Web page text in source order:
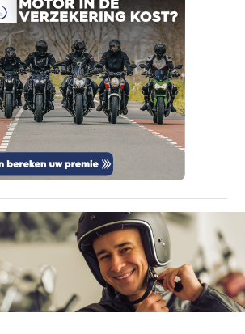
onzeprivacyverklaring .
Verstuur mijn vraag
verwerkt je persoonsgegevens
aanvraag zo goed mogelijk bij de
te brengen. Lees hier meer over in
onzeprivacyverklaring .
mijn bevinding door